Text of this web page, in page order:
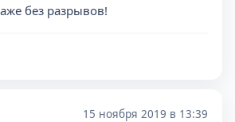
без разрывов!
15 ноября 2019 в 13:39